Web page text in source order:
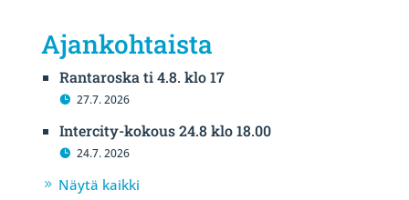
Ajankohtaista
Rantaroska ti 4.8. klo 17
27.7. 2026
Intercity-kokous 24.8 klo 18.00
24.7. 2026
Näytä kaikki